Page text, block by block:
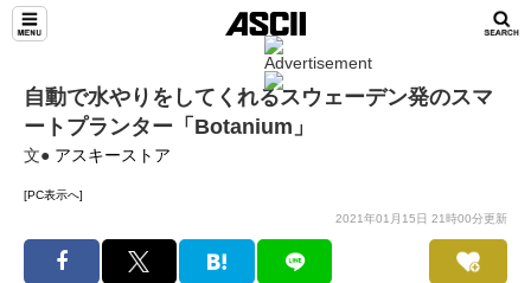
自動で水やりをしてくれるスウェーデン発のスマ
ートプランター「Botanium」
文● アスキーストア
[PC表示へ]
2021年01月15日 21時00分更新